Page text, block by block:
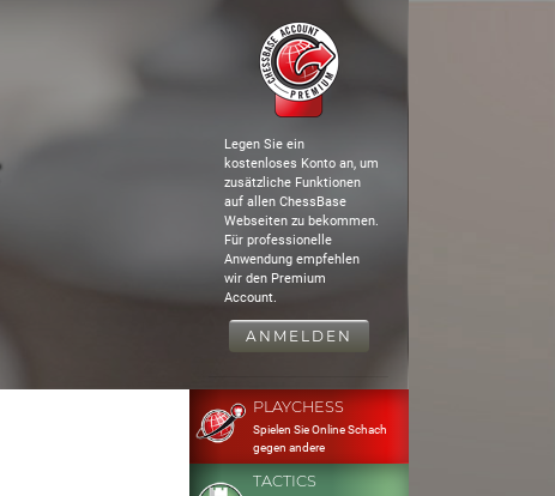
Legen Sie ein
kostenloses Konto an, um
zusätzliche Funktionen
auf allen ChessBase
Webseiten zu bekommen.
Für professionelle
Anwendung empfehlen
wir den Premium
Account.
ANMELDEN
PLAYCHESS
Spielen Sie Online Schach
gegen andere
TACTICS